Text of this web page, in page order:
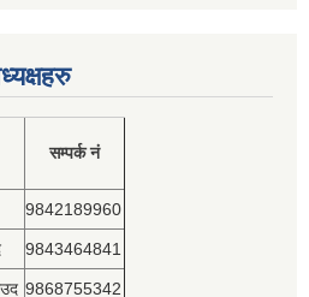
सम्पर्क नं
9842189960
9843464841
9868755342